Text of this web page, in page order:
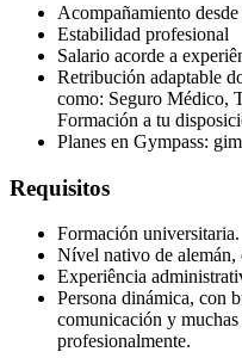
Acompañamiento
Estabilidad profesional
Salario acorde a
Retribución adaptable
como: Seguro Médico,
Formación a tu
Planes en Gympass:
Requisitos
Formación universitaria.
Nível nativo de alemán,
Experiência
Persona dinámica, con
comunicación y muchas
profesionalmente.